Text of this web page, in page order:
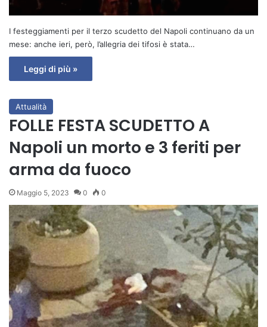
I festeggiamenti per il terzo scudetto del Napoli continuano da un
mese: anche ieri, però, l’allegria dei tifosi è stata…
Leggi di più »
Attualità
FOLLE FESTA SCUDETTO A
Napoli un morto e 3 feriti per
arma da fuoco
Maggio 5, 2023 0 0